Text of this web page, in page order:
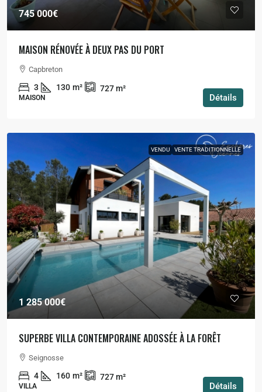
745 000€
MAISON RÉNOVÉE À DEUX PAS DU PORT
Capbreton
3 130 m² 727m²
MAISON Détails
VENDU VENTE TRADITIONNELLE
1 285 000€
SUPERBE VILLA CONTEMPORAINE ADOSSÉE À LA FORÊT
Seignosse
4 160 m² 727m²
VILLA Détails